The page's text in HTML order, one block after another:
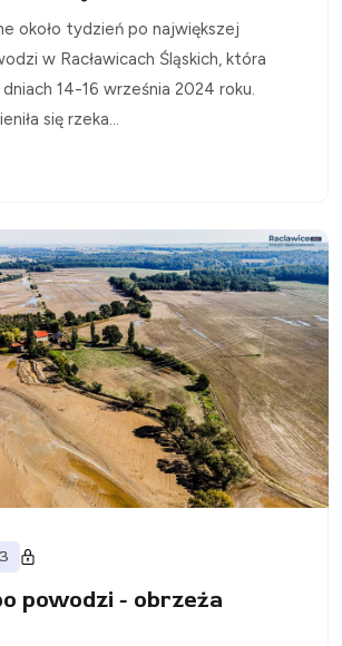
około tydzień po największej
w Racławicach Śląskich, która
14-16 września 2024 roku.
się rzeka...
powodzi - obrzeża